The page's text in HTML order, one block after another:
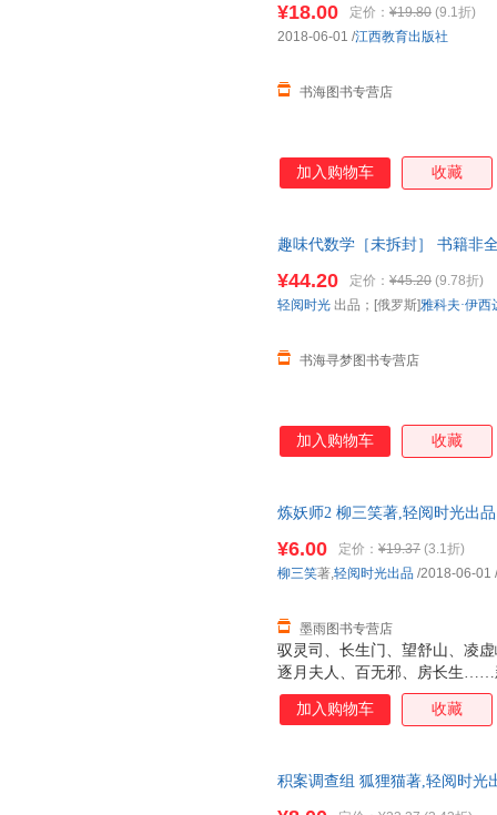
中的神仙岛为什么会有奇特的
死如归的热血青年，数次深入
¥18.00 定价： ¥19.80 (9.1折)
书海图书专营店
2018-06-01 /江西教育出版社
加入购物车 收藏
趣味代数学［未拆封］ 书籍非
¥44.20 定价： ¥45.20 (9.78折)
书海寻梦图书专营店
轻阅时光 出品；[俄罗斯]雅科夫·伊西
加入购物车 收藏
炼妖师2 柳三笑著,轻阅时光出
驭灵司、长生门、望舒山、凌
逐月夫人、百无邪、房长生……
兽 五色灵符 千叶金蝉 灵根巨
击破千万，天涯文学年度十大
¥6.00 定价： ¥19.37 (3.1折)
墨雨图书专营店
柳三笑著,轻阅时光出品 /2018-06-01 /
加入购物车 收藏
积案调查组 狐狸猫著,轻阅时光